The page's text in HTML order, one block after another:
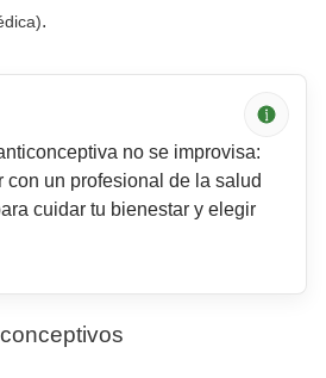
.
no se improvisa:
con un profesional de la salud
cuidar tu bienestar y elegir